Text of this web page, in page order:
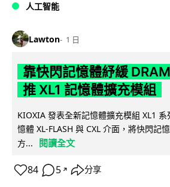
人工智能
Lawton 1 日
靠快閃記憶體紓緩
推 XL1 記憶體擴充模組
KIOXIA 發表全新記憶體擴充模組 XL1
憶體 XL-FLASH 與 CXL 介面，將快閃記
方...
閱讀全文
84 5 ↗ 分享